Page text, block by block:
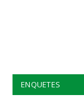
ENQUETES